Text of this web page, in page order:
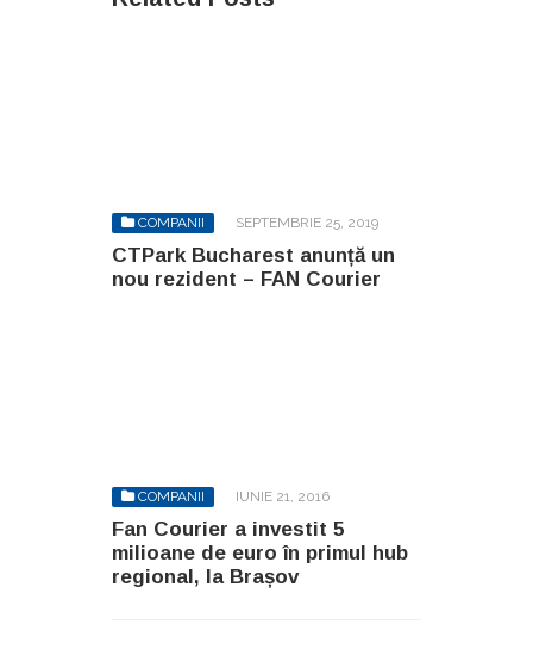
COMPANII SEPTEMBRIE 25, 2019
CTPark Bucharest anunță un
nou rezident – FAN Courier
COMPANII IUNIE 21, 2016
Fan Courier a investit 5
milioane de euro în primul hub
regional, la Brașov